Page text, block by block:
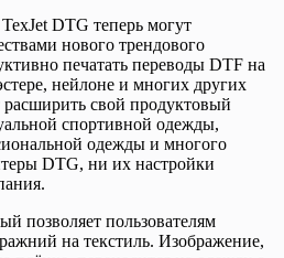
DTG теперь могут
нового трендового
печатать переводы DTF на
нейлоне и многих других
расширить свой продуктовый
спортивной одежды,
одежды и многого
DTG, ни их настройки
позволяет пользователям
на текстиль. Изображение,